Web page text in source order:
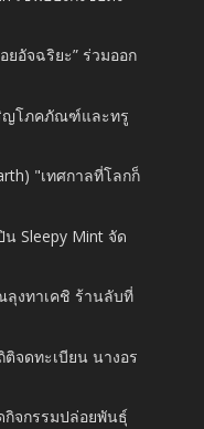
อัจฉริยะ” ร่วมออก
ริญโภคภัณฑ์และทรู
"เทศกาลที่โลกก็
Sleepy Mint จัด
ลุงทาเคชิ ร้านลับที่
จดทะเบียน นางอร
จกรรมปล่อยพันธุ์